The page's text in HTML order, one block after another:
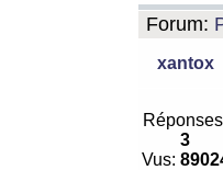
Forum:
xantox
3
Vus: